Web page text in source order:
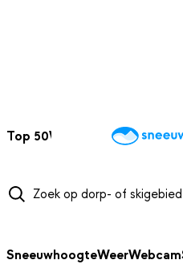
Top 50Webcams
SneeuwhoogteWeerWebcam